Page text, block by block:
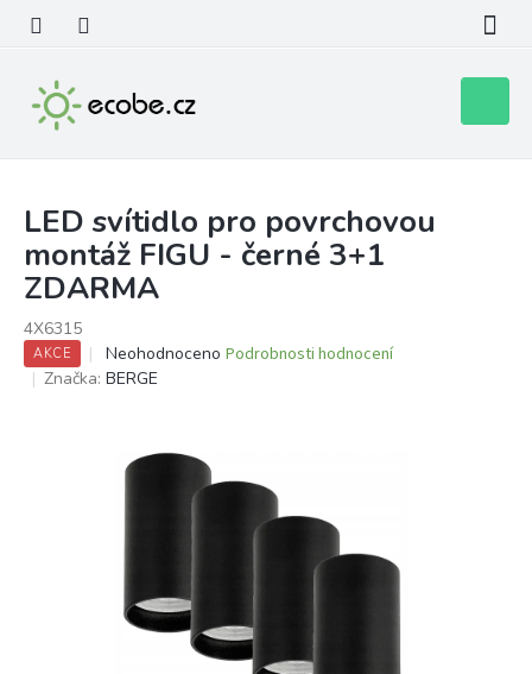
obsah
košík
LED svítidlo pro povrchovou
montáž FIGU - černé 3+1
ZDARMA
4X6315
AKCE
Průměrné
hodnocení
Neohodnoceno Podrobnosti hodnocení
Značka: BERGE